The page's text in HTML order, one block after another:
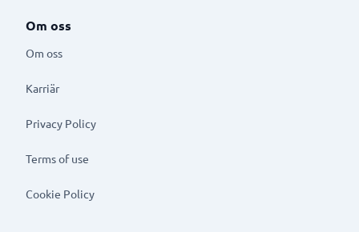
Om oss
Om oss
Karriär
Privacy Policy
Terms of use
Cookie Policy